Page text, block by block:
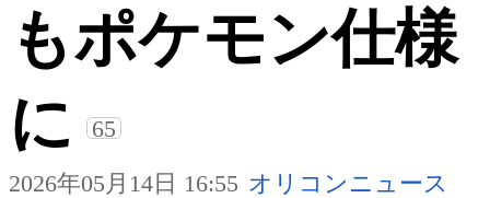
もポケモン仕様
に
65
2026年05月14日 16:55 オリコンニュース